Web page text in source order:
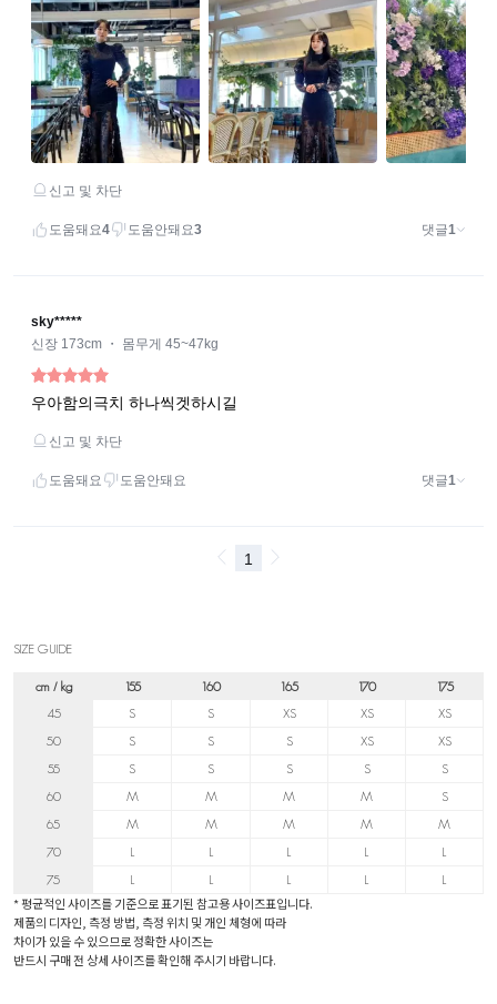
SIZE GUIDE
cm / kg 155 160 165 170
175
45
S S XS XS
XS
50
S S S XS
XS
55
S S S S
S
60
M M M M
S
65
M M M M
M
70
L L L L
L
75
L L L L L
* 평균적인 사이즈를 기준으로 표기된 참고용 사이즈표입니다.
제품의 디자인, 측정 방법, 측정 위치 및 개인 체형에 따라
차이가 있을 수 있으므로 정확한 사이즈는
반드시 구매 전 상세 사이즈를 확인해 주시기 바랍니다.